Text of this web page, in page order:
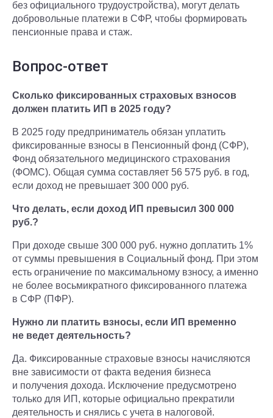
без официального трудоустройства), могут делать
добровольные платежи в СФР, чтобы формировать
пенсионные права и стаж.
Вопрос-ответ
Сколько фиксированных страховых взносов
должен платить ИП в 2025 году?
В 2025 году предприниматель обязан уплатить
фиксированные взносы в Пенсионный фонд (СФР),
Фонд обязательного медицинского страхования
(ФОМС). Общая сумма составляет 56 575 руб. в год,
если доход не превышает 300 000 руб.
Что делать, если доход ИП превысил 300 000
руб.?
При доходе свыше 300 000 руб. нужно доплатить 1%
от суммы превышения в Социальный фонд. При этом
есть ограничение по максимальному взносу, а именно
не более восьмикратного фиксированного платежа
в СФР (ПФР).
Нужно ли платить взносы, если ИП временно
не ведет деятельность?
Да. Фиксированные страховые взносы начисляются
вне зависимости от факта ведения бизнеса
и получения дохода. Исключение предусмотрено
только для ИП, которые официально прекратили
деятельность и снялись с учета в налоговой.